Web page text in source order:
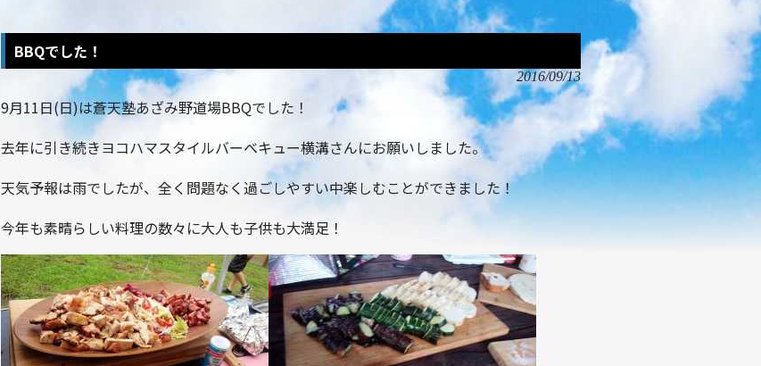
BBQでした！
2016/09/13
9月11日(日)は蒼天塾あざみ野道場BBQでした！
去年に引き続きヨコハマスタイルバーベキュー横溝さんにお願いしました。
天気予報は雨でしたが、全く問題なく過ごしやすい中楽しむことができました！
今年も素晴らしい料理の数々に大人も子供も大満足！